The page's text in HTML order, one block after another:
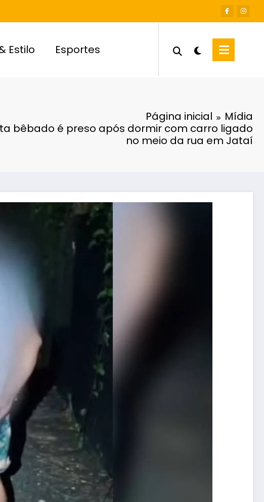
Estilo Esportes
Página inicial
Mídia
bêbado é preso após dormir com carro ligado
no meio da rua em Jataí